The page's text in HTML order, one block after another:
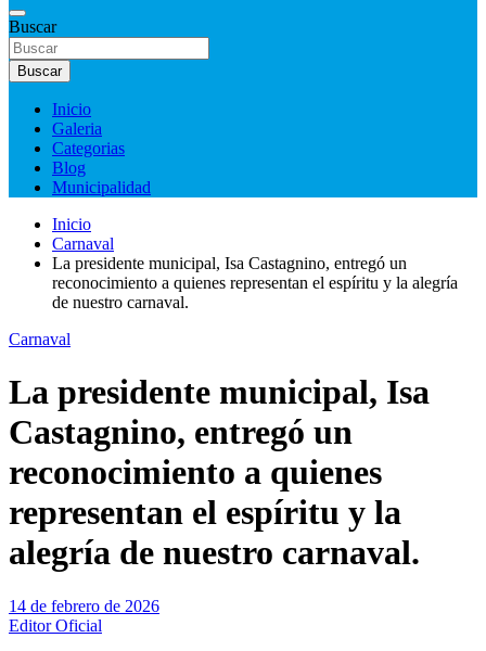
Buscar
Buscar
Inicio
Galeria
Categorias
Blog
Municipalidad
Inicio
Carnaval
La presidente municipal, Isa Castagnino, entregó un
reconocimiento a quienes representan el espíritu y la alegría
de nuestro carnaval.
Carnaval
La presidente municipal, Isa
Castagnino, entregó un
reconocimiento a quienes
representan el espíritu y la
alegría de nuestro carnaval.
14 de febrero de 2026
Editor Oficial